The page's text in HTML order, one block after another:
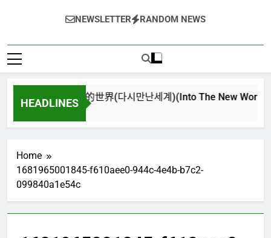
NEWSLETTER RANDOM NEWS
HEADLINES
再次重逢的世界(다시만난세계)(Into The New World)
Home
1681965001845-f610aee0-944c-4e4b-b7c2-
099840a1e54c